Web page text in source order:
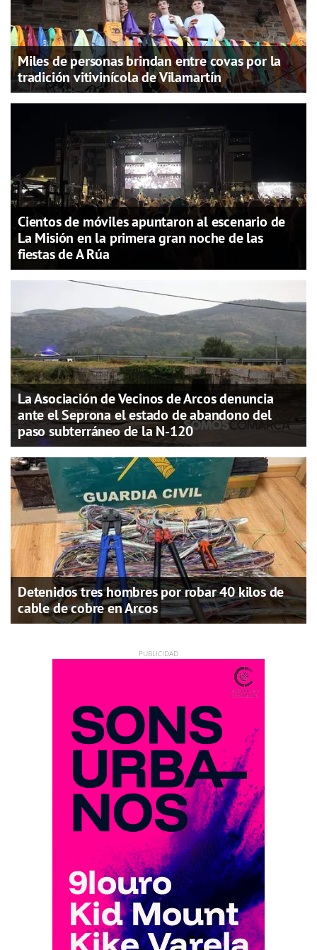
Miles de personas brindan entre covas por la
tradición vitivinícola de Vilamartín
Cientos de móviles apuntaron al escenario de
La Misión en la primera gran noche de las
fiestas de A Rúa
La Asociación de Vecinos de Arcos denuncia
ante el Seprona el estado de abandono del
paso subterráneo de la N-120
Detenidos tres hombres por robar 40 kilos de
cable de cobre en Arcos